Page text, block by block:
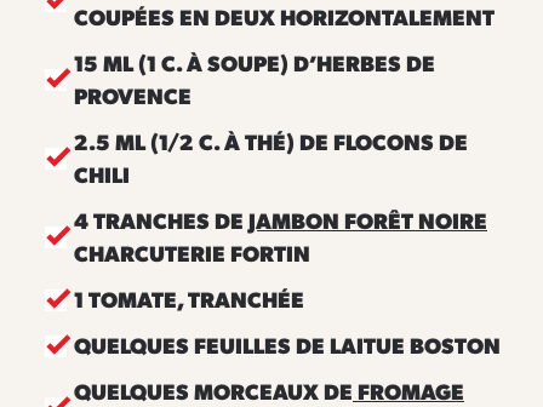
COUPÉES EN DEUX HORIZONTALEMENT
15 ML (1 C. À SOUPE) D’HERBES DE
PROVENCE
2.5 ML (1/2 C. À THÉ) DE FLOCONS DE
CHILI
4 TRANCHES DE JAMBON FORÊT NOIRE
CHARCUTERIE FORTIN
1 TOMATE, TRANCHÉE
QUELQUES FEUILLES DE LAITUE BOSTON
QUELQUES MORCEAUX DE FROMAGE